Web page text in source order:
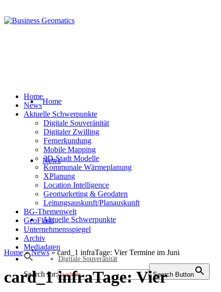
Home
News
Aktuelle Schwerpunkte
Digitale Souveränität
Home
News
Aktuelle Schwerpunkte
Digitale Souveränität
Digitaler Zwilling
Fernerkundung
Mobile Mapping
3D-Stadt Modelle
Kommunale Wärmeplanung
XPlanung
Location Intelligence
Geomarketing & Geodaten
Leitungsauskunft/Planauskunft
BG-Themenwelt
GeoFlash
Unternehmensspiegel
Archiv
Mediadaten
Search for: Search Button
Home»News»card_1 infraTage: Vier Termine im Juni
card_1 infraTage: Vier